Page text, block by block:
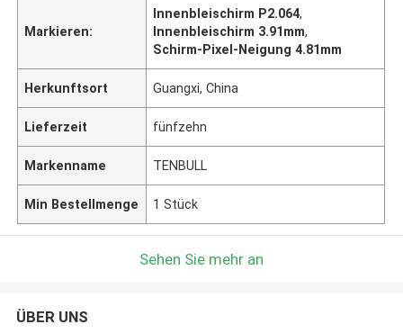
Markieren:
Innenbleischirm P2.064,
Innenbleischirm 3.91mm,
Schirm-Pixel-Neigung 4.81mm
Herkunftsort Guangxi, China
Lieferzeit fünfzehn
Markenname TENBULL
Min Bestellmenge 1 Stück
Sehen Sie mehr an
ÜBER UNS